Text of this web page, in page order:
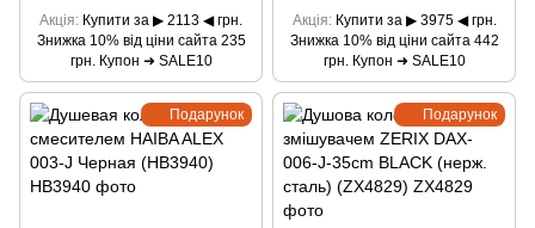
Акція Купити за ▶ 2113 ◀ грн.
Знижка 10% від ціни сайта 235
грн. Купон ➜ SALE10
Акція Купити за ▶ 3975 ◀ грн.
Знижка 10% від ціни сайта 442
грн. Купон ➜ SALE10
Подарунок Подарунок